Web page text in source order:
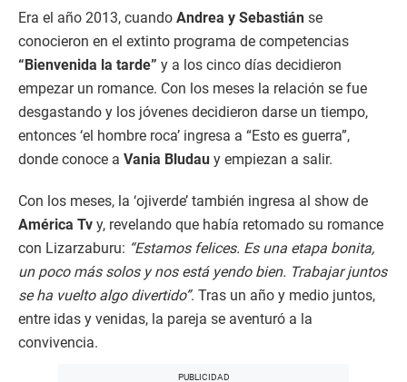
Era el año 2013, cuando Andrea y Sebastián se
conocieron en el extinto programa de competencias
“Bienvenida la tarde” y a los cinco días decidieron
empezar un romance. Con los meses la relación se fue
desgastando y los jóvenes decidieron darse un tiempo,
entonces ‘el hombre roca’ ingresa a “Esto es guerra”,
donde conoce a Vania Bludau y empiezan a salir.
Con los meses, la ‘ojiverde’ también ingresa al show de
América Tv y, revelando que había retomado su romance
con Lizarzaburu: “Estamos felices. Es una etapa bonita,
un poco más solos y nos está yendo bien. Trabajar juntos
se ha vuelto algo divertido”. Tras un año y medio juntos,
entre idas y venidas, la pareja se aventuró a la
convivencia.